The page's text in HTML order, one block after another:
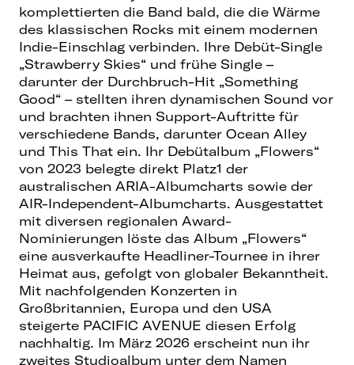
komplettierten die Band bald, die die Wärme
des klassischen Rocks mit einem modernen
Indie-Einschlag verbinden. Ihre Debüt-Single
„Strawberry Skies“ und frühe Single –
darunter der Durchbruch-Hit „Something
Good“ – stellten ihren dynamischen Sound vor
und brachten ihnen Support-Auftritte für
verschiedene Bands, darunter Ocean Alley
und This That ein. Ihr Debütalbum „Flowers“
von 2023 belegte direkt Platz1 der
australischen ARIA-Albumcharts sowie der
AIR-Independent-Albumcharts. Ausgestattet
mit diversen regionalen Award-
Nominierungen löste das Album „Flowers“
eine ausverkaufte Headliner-Tournee in ihrer
Heimat aus, gefolgt von globaler Bekanntheit.
Mit nachfolgenden Konzerten in
Großbritannien, Europa und den USA
steigerte PACIFIC AVENUE diesen Erfolg
nachhaltig. Im März 2026 erscheint nun ihr
zweites Studioalbum unter dem Namen